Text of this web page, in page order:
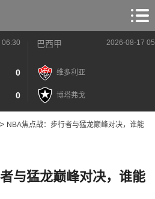
0
0
巴西甲 2026-08-17
维多利亚
博塔弗戈
NBA焦点战：步行者与猛龙巅峰对决，谁能
与猛龙巅峰对决，谁能